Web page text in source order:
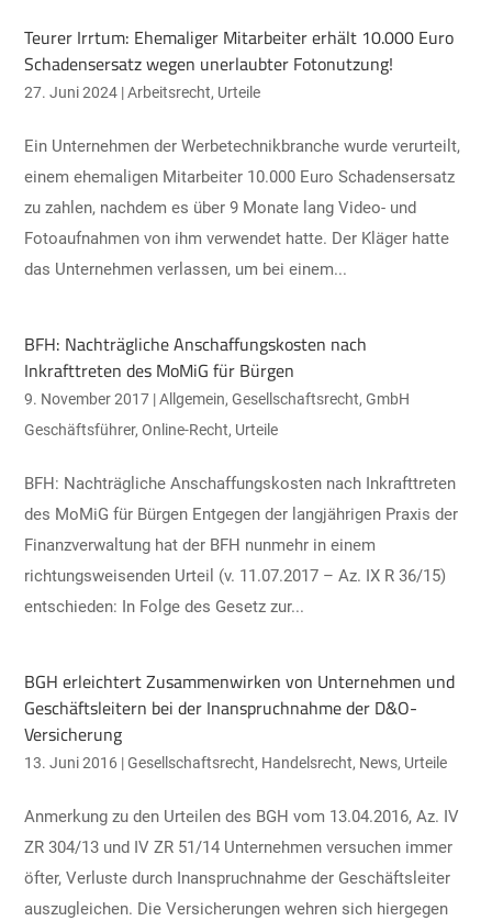
Teurer Irrtum: Ehemaliger Mitarbeiter erhält 10.000 Euro
Schadensersatz wegen unerlaubter Fotonutzung!
27. Juni 2024 |Arbeitsrecht, Urteile
Ein Unternehmen der Werbetechnikbranche wurde verurteilt,
einem ehemaligen Mitarbeiter 10.000 Euro Schadensersatz
zu zahlen, nachdem es über 9 Monate lang Video- und
Fotoaufnahmen von ihm verwendet hatte. Der Kläger hatte
das Unternehmen verlassen, um bei einem...
BFH: Nachträgliche Anschaffungskosten nach
Inkrafttreten des MoMiG für Bürgen
9. November 2017 |Allgemein,Gesellschaftsrecht,GmbH
Geschäftsführer,Online-Recht, Urteile
BFH: Nachträgliche Anschaffungskosten nach Inkrafttreten
des MoMiG für Bürgen Entgegen der langjährigen Praxis der
Finanzverwaltung hat der BFH nunmehr in einem
richtungsweisenden Urteil (v. 11.07.2017 – Az. IX R 36/15)
entschieden: In Folge des Gesetz zur...
BGH erleichtert Zusammenwirken von Unternehmen und
Geschäftsleitern bei der Inanspruchnahme der D&O-
Versicherung
13. Juni 2016 |Gesellschaftsrecht, Handelsrecht, News, Urteile
Anmerkung zu den Urteilen des BGH vom 13.04.2016, Az. IV
ZR 304/13 und IV ZR 51/14 Unternehmen versuchen immer
öfter, Verluste durch Inanspruchnahme der Geschäftsleiter
auszugleichen. Die Versicherungen wehren sich hiergegen